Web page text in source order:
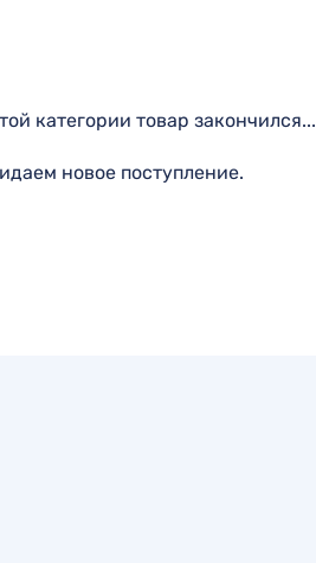
категории товар закончился...
новое поступление.